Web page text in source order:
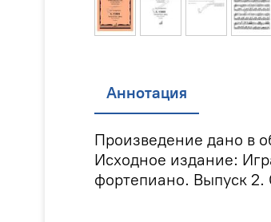
Аннотация
Произведение дано в
Исходное издание:
фортепиано. Выпуск